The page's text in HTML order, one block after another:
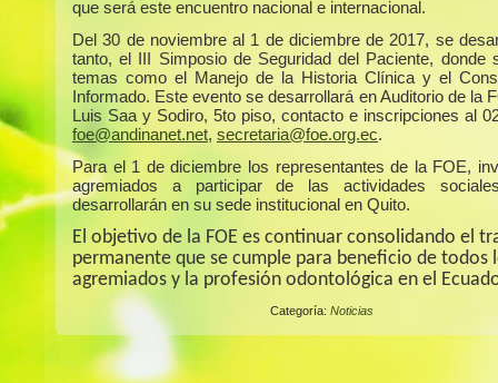
que será este encuentro nacional e internacional.
Del 30 de noviembre al 1 de diciembre de 2017, se
tanto, el III Simposio de Seguridad del Paciente, donde
temas como el Manejo de la Historia Clínica y el
Informado. Este evento se desarrollará en Auditorio de la
Luis Saa y Sodiro, 5to piso, contacto e inscripciones al
foe@andinanet.net, secretaria@foe.org.ec.
Para el 1 de diciembre los representantes de la FOE,
agremiados a participar de las actividades
desarrollarán en su sede institucional en Quito.
El objetivo de la FOE es continuar consolidando el
permanente que se cumple para beneficio de todos
agremiados y la profesión odontológica en el
Categoría: Noticias